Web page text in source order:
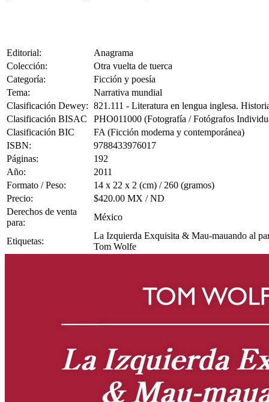
Editorial:
Anagrama
Colección:
Otra vuelta de tuerca
Categoría:
Ficción y poesía
Tema:
Narrativa mundial
Clasificación Dewey: 821.111 - Literatura en lengua inglesa.
Clasificación BISAC
PHO011000 (Fotografía / Fotógrafos
Clasificación BIC
FA (Ficción moderna y contemporánea)
ISBN:
9788433976017
Páginas:
192
Año:
2011
Formato / Peso:
14 x 22 x 2 (cm) / 260 (gramos)
Precio:
$420.00 MX / ND
Derechos de venta
para:
México
Etiquetas:
La Izquierda Exquisita & Mau-mauando al
Tom Wolfe